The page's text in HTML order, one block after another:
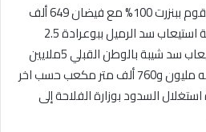
بلغت طاقة استيعاب سد القمقوم ببنزرت 100% مع فيضان 649 ألف
متر مكعب في حين بلغت طاقة استيعاب سد الرميل ببوعرادة 2.5
مليون متر مكعب وطاقة استيعاب سد شيبة بالوطن القبلي 5ملايين
و513 ألف متر مكعب فاض منه مليون و760 ألف متر مكعب حسب اخر
السدود بوزارة الفلاحة إلى